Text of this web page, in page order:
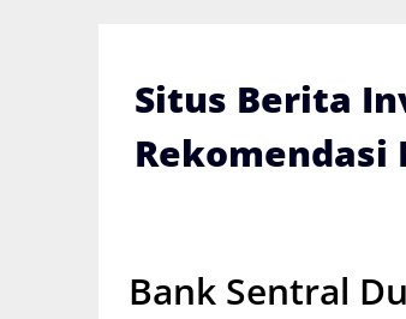
Situs Berita
Rekomendasi
Bank Sentral